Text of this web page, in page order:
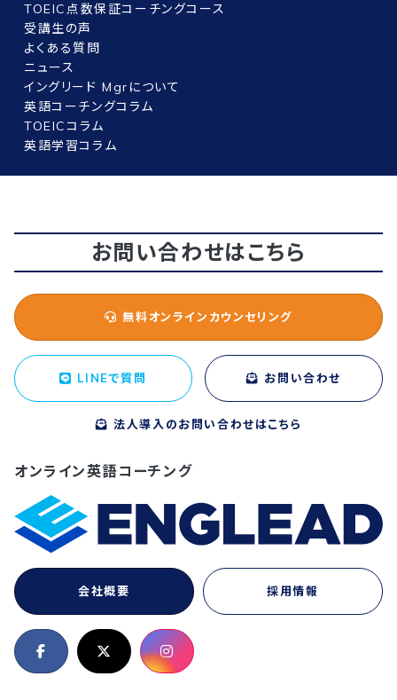
TOEIC点数保証コーチングコース
受講生の声
よくある質問
ニュース
イングリード Mgrについて
英語コーチングコラム
TOEICコラム
英語学習コラム
お問い合わせはこちら
無料オンラインカウンセリング
LINEで質問 お問い合わせ
法人導入のお問い合わせはこちら
オンライン英語コーチング
会社概要 採用情報